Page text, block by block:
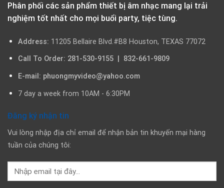
Phân phối các sản phẩm thiết bị âm nhạc mang lại trải
nghiệm tốt nhất cho mọi buổi party, tiệc tùng.
Address: 11205 Bellaire Blvd.#B8 Houston, TEXAS 77072
Call To Order: 281-530-9155 | 832-661-9809
E-mail: phuongmyvideo@yahoo.com
7 day a week from 10AM - 6:30PM
Đăng ký nhận tin
Vui lòng nhập địa chỉ email để nhận bản tin khuyến mại hàng
tuần của chúng tôi: